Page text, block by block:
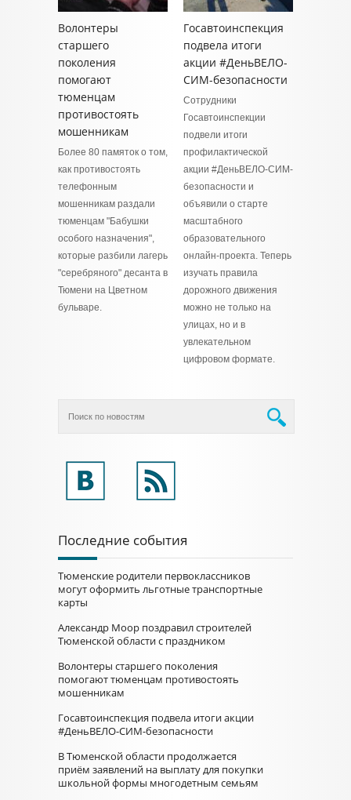
Волонтеры
старшего
поколения
помогают
тюменцам
противостоять
мошенникам
Более 80 памяток о том,
как противостоять
телефонным
мошенникам раздали
тюменцам "Бабушки
особого назначения",
которые разбили лагерь
"серебряного" десанта в
Тюмени на Цветном
бульваре.
Госавтоинспекция
подвела итоги
акции #ДеньВЕЛО-
СИМ-безопасности
Сотрудники
Госавтоинспекции
подвели итоги
профилактической
акции #ДеньВЕЛО-СИМ-
безопасности и
объявили о старте
масштабного
образовательного
онлайн-проекта. Теперь
изучать правила
дорожного движения
можно не только на
улицах, но и в
увлекательном
цифровом формате.
Последние события
Тюменские родители первоклассников
могут оформить льготные транспортные
карты
Александр Моор поздравил строителей
Тюменской области с праздником
Волонтеры старшего поколения
помогают тюменцам противостоять
мошенникам
Госавтоинспекция подвела итоги акции
#ДеньВЕЛО-СИМ-безопасности
В Тюменской области продолжается
приём заявлений на выплату для покупки
школьной формы многодетным семьям